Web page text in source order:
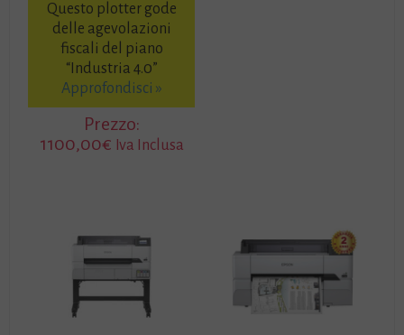
Questo plotter gode
delle agevolazioni
fiscali del piano
“Industria 4.0”
Approfondisci »
Prezzo:
1100,00€ Iva Inclusa